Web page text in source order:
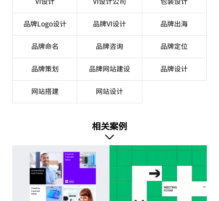
品牌Logo设计 品牌VI设计 品牌出海
品牌命名 品牌咨询 品牌定位
品牌策划 品牌网站建设 品牌设计
网站搭建 网站设计
相关案例